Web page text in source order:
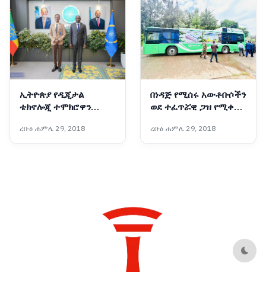
ኢትዮጵያ የዲጂታል
ቴክኖሎጂ ተሞክሮዋን
የቤኒን የዲጂታል
ትራንስፎርሜሽንና የፈጠራ
ረቡዕ ሐምሌ 29, 2018
በነዳጅ የሚሰሩ አውቶቡሶችን
ወደ ተፈጥሯዊ ጋዝ የሚቀይር
ረቡዕ ሐምሌ 29, 2018